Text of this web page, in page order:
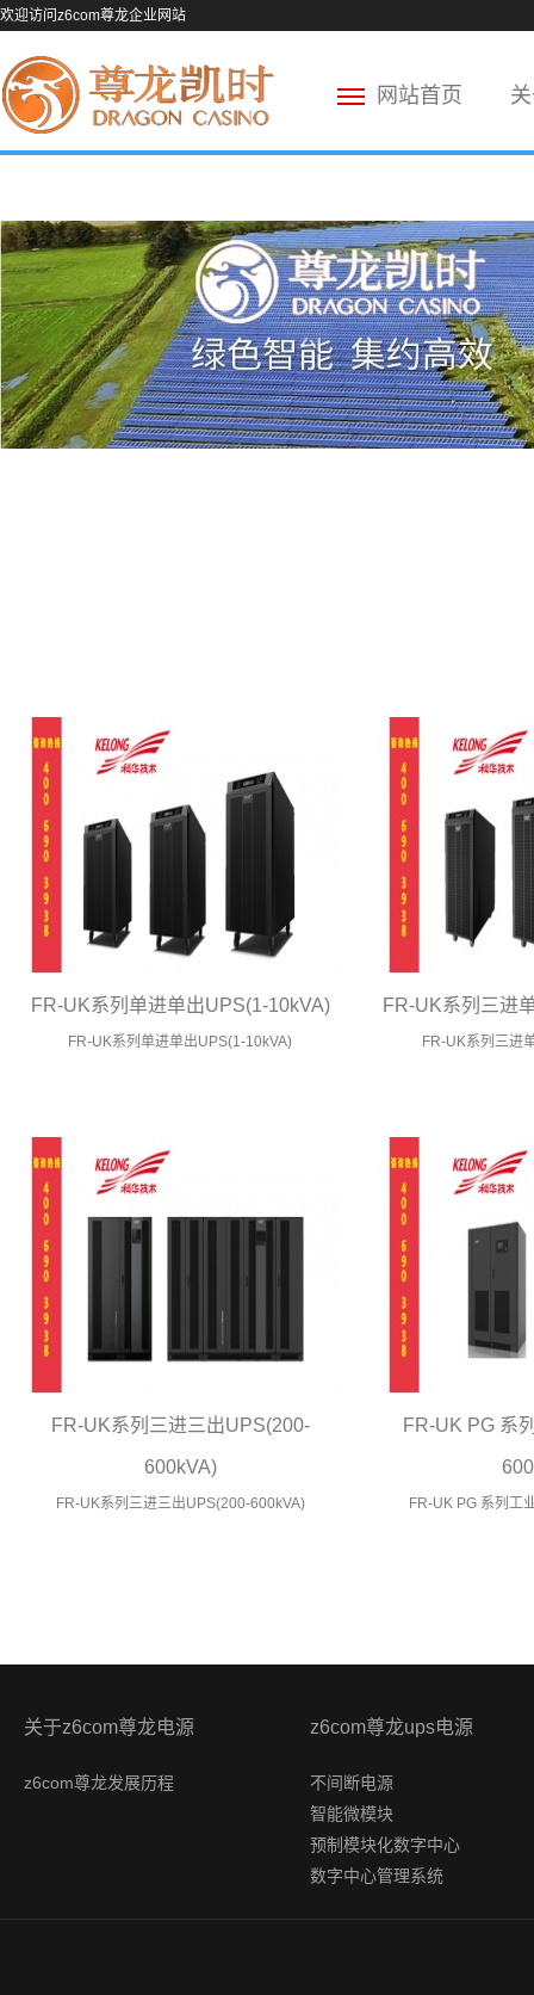
欢迎访问z6com尊龙企业网站
网站首页
FR-UK系列单进单出UPS(1-10kVA)
FR-UK系列单进单出UPS(1-10kVA)
FR-UK系列三进
FR-UK系列三进
FR-UK系列三进三出UPS(200-
600kVA)
FR-UK系列三进三出UPS(200-600kVA)
FR-UK PG 系
FR-UK PG 系列工
关于z6com尊龙电源
z6com尊龙发展历程
z6com尊龙ups电源
不间断电源
智能微模块
预制模块化数字中心
数字中心管理系统